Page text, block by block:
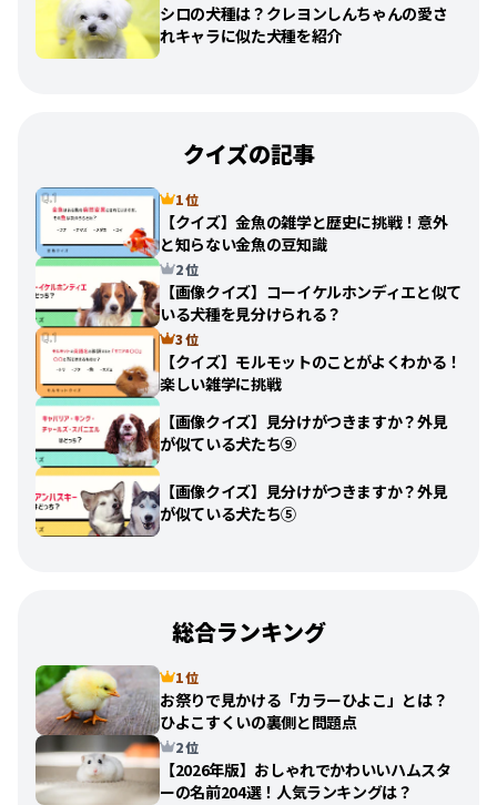
シロの犬種は？クレヨンしんちゃんの愛さ
れキャラに似た犬種を紹介
クイズの記事
1 位
【クイズ】金魚の雑学と歴史に挑戦！意外
と知らない金魚の豆知識
2 位
【画像クイズ】コーイケルホンディエと似て
いる犬種を見分けられる？
3 位
【クイズ】モルモットのことがよくわかる！
楽しい雑学に挑戦
【画像クイズ】見分けがつきますか？外見
が似ている犬たち⑨
【画像クイズ】見分けがつきますか？外見
が似ている犬たち⑤
総合ランキング
1 位
お祭りで見かける「カラーひよこ」とは？
ひよこすくいの裏側と問題点
2 位
【2026年版】おしゃれでかわいいハムスタ
ーの名前204選！人気ランキングは？